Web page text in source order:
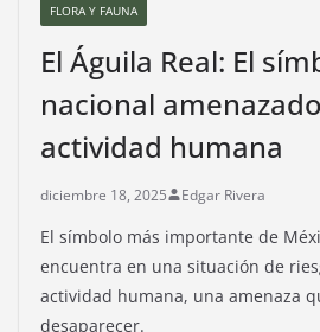
FLORA Y FAUNA
El Águila Real: El
nacional
actividad humana
diciembre 18, 2025 Edgar Rivera
El símbolo más importante de
encuentra en una situación de
actividad humana, una amenaza
desaparecer.